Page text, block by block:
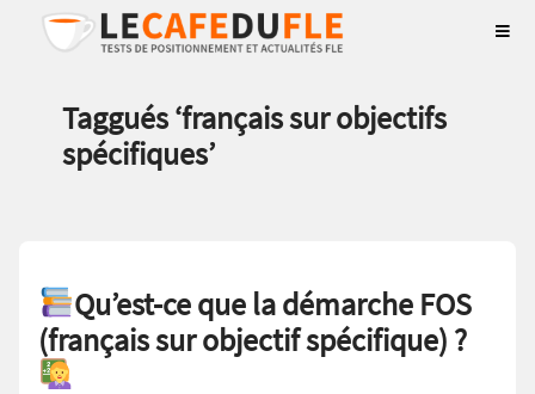
Taggués ‘français sur objectifs
spécifiques’
Qu’est-ce que la démarche FOS
(français sur objectif spécifique) ?